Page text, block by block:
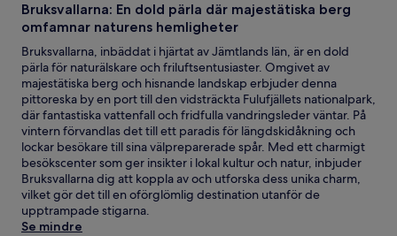
Bruksvallarna: En dold pärla där majestätiska berg
omfamnar naturens hemligheter
Bruksvallarna, inbäddat i hjärtat av Jämtlands län, är en dold
pärla för naturälskare och friluftsentusiaster. Omgivet av
majestätiska berg och hisnande landskap erbjuder denna
pittoreska by en port till den vidsträckta Fulufjällets nationalpark,
där fantastiska vattenfall och fridfulla vandringsleder väntar. På
vintern förvandlas det till ett paradis för längdskidåkning och
lockar besökare till sina välpreparerade spår. Med ett charmigt
besökscenter som ger insikter i lokal kultur och natur, inbjuder
Bruksvallarna dig att koppla av och utforska dess unika charm,
vilket gör det till en oförglömlig destination utanför de
upptrampade stigarna.
Se mindre